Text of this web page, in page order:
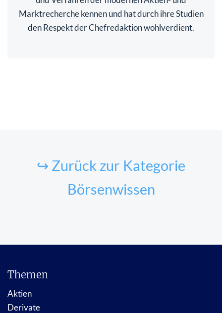
Marktrecherche kennen und hat durch ihre Studien
den Respekt der Chefredaktion wohlverdient.
↪ Zurück zur Kategorie
Börsenwissen
Themen
Aktien
Derivate